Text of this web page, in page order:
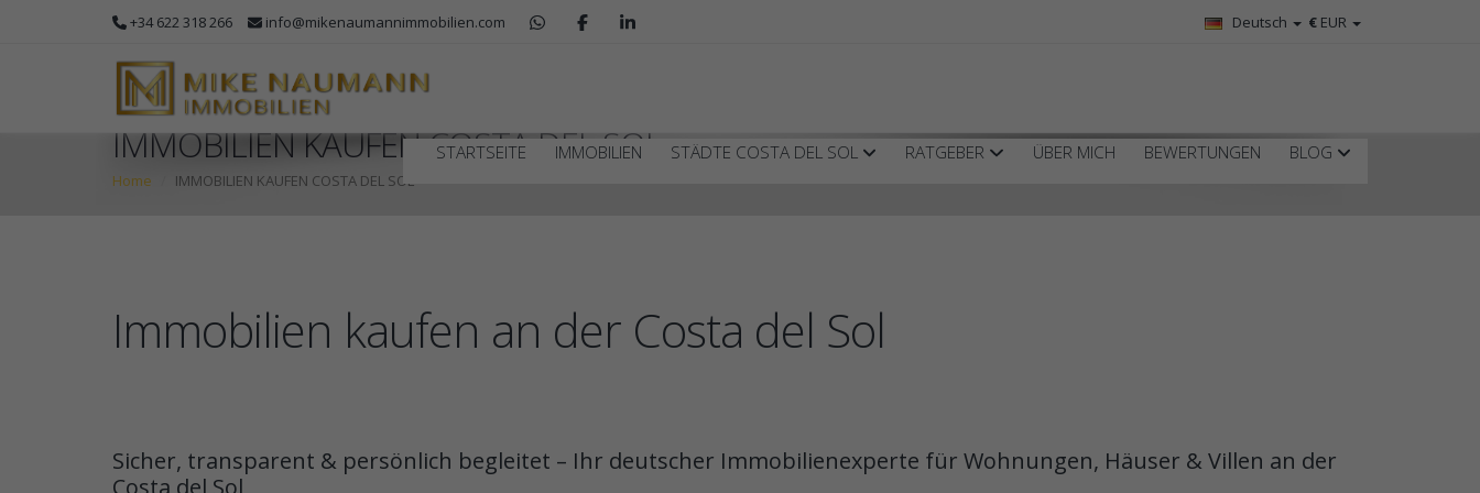
+34 622 318 266 info@mikenaumannimmobilien.com € EUR
Deutsch
STARTSEITE IMMOBILIEN STÄDTE COSTA DEL SOL RATGEBER ÜBER MICH BEWERTUNGEN BLOG
IMMOBILIEN KAUFEN COSTA DEL SOL
Home IMMOBILIEN KAUFEN COSTA DEL SOL
Immobilien kaufen an der Costa del Sol
Sicher, transparent & persönlich begleitet – Ihr deutscher Immobilienexperte für Wohnungen, Häuser & Villen an der
Costa del Sol